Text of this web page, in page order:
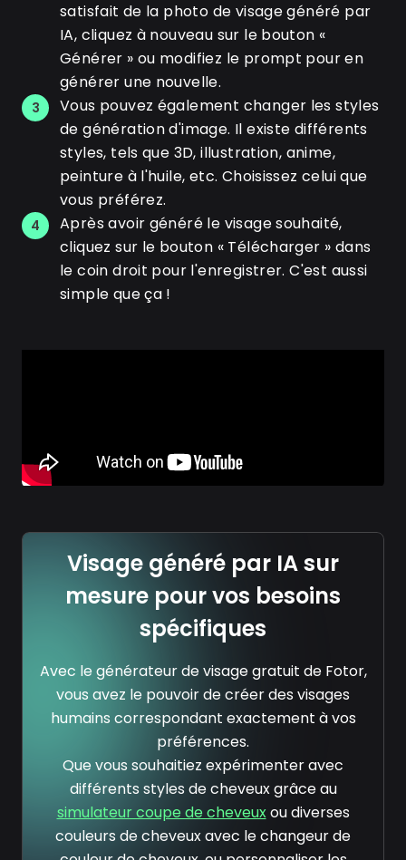
satisfait de la photo de visage généré par
IA, cliquez à nouveau sur le bouton «
Générer » ou modifiez le prompt pour en
générer une nouvelle.
3
Vous pouvez également changer les styles
de génération d'image. Il existe différents
styles, tels que 3D, illustration, anime,
peinture à l'huile, etc. Choisissez celui que
vous préférez.
4
Après avoir généré le visage souhaité,
cliquez sur le bouton « Télécharger » dans
le coin droit pour l'enregistrer. C'est aussi
simple que ça !
Visage généré par IA sur
mesure pour vos besoins
spécifiques
Avec le générateur de visage gratuit de Fotor,
vous avez le pouvoir de créer des visages
humains correspondant exactement à vos
préférences.
Que vous souhaitiez expérimenter avec
différents styles de cheveux grâce au
simulateur coupe de cheveuxou diverses
couleurs de cheveux avec le changeur de